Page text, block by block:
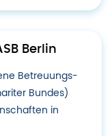
Berlin
Betreuungs­
Bundes)
in